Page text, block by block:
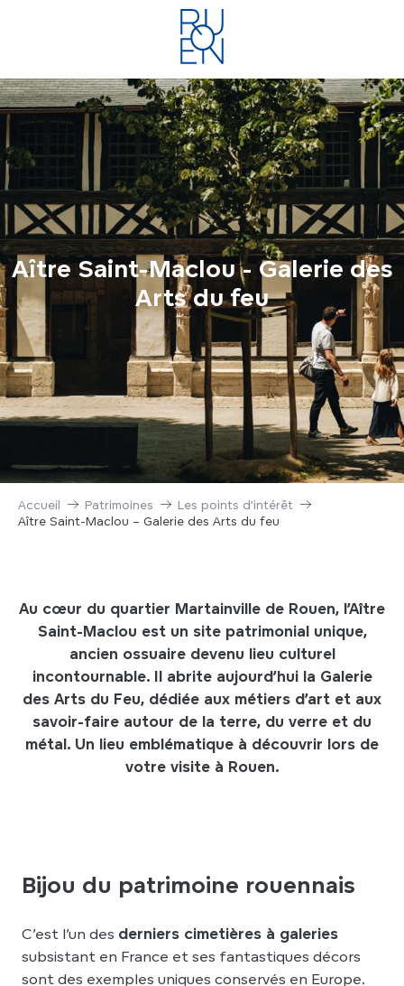
principal
Aître Saint-Maclou - Galerie des
Arts du feu
Accueil Patrimoines
Les points d’intérêt
Aître Saint-Maclou – Galerie des Arts du feu
Au cœur du quartier Martainville de Rouen, l’Aître
Saint-Maclou est un site patrimonial unique,
ancien ossuaire devenu lieu culturel
incontournable. Il abrite aujourd’hui la Galerie
des Arts du Feu, dédiée aux métiers d’art et aux
savoir-faire autour de la terre, du verre et du
métal. Un lieu emblématique à découvrir lors de
votre visite à Rouen.
Bijou du patrimoine rouennais
C’est l’un des derniers cimetières à galeries
subsistant en France et ses fantastiques décors
sont des exemples uniques conservés en Europe.